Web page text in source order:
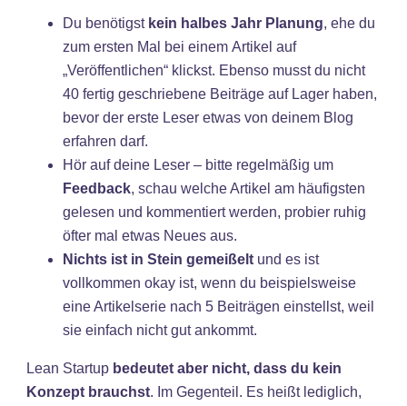
Du benötigst kein halbes Jahr Planung, ehe du
zum ersten Mal bei einem Artikel auf
„Veröffentlichen“ klickst. Ebenso musst du nicht
40 fertig geschriebene Beiträge auf Lager haben,
bevor der erste Leser etwas von deinem Blog
erfahren darf.
Hör auf deine Leser – bitte regelmäßig um
Feedback, schau welche Artikel am häufigsten
gelesen und kommentiert werden, probier ruhig
öfter mal etwas Neues aus.
Nichts ist in Stein gemeißelt und es ist
vollkommen okay ist, wenn du beispielsweise
eine Artikelserie nach 5 Beiträgen einstellst, weil
sie einfach nicht gut ankommt.
Lean Startup bedeutet aber nicht, dass du kein
Konzept brauchst. Im Gegenteil. Es heißt lediglich,